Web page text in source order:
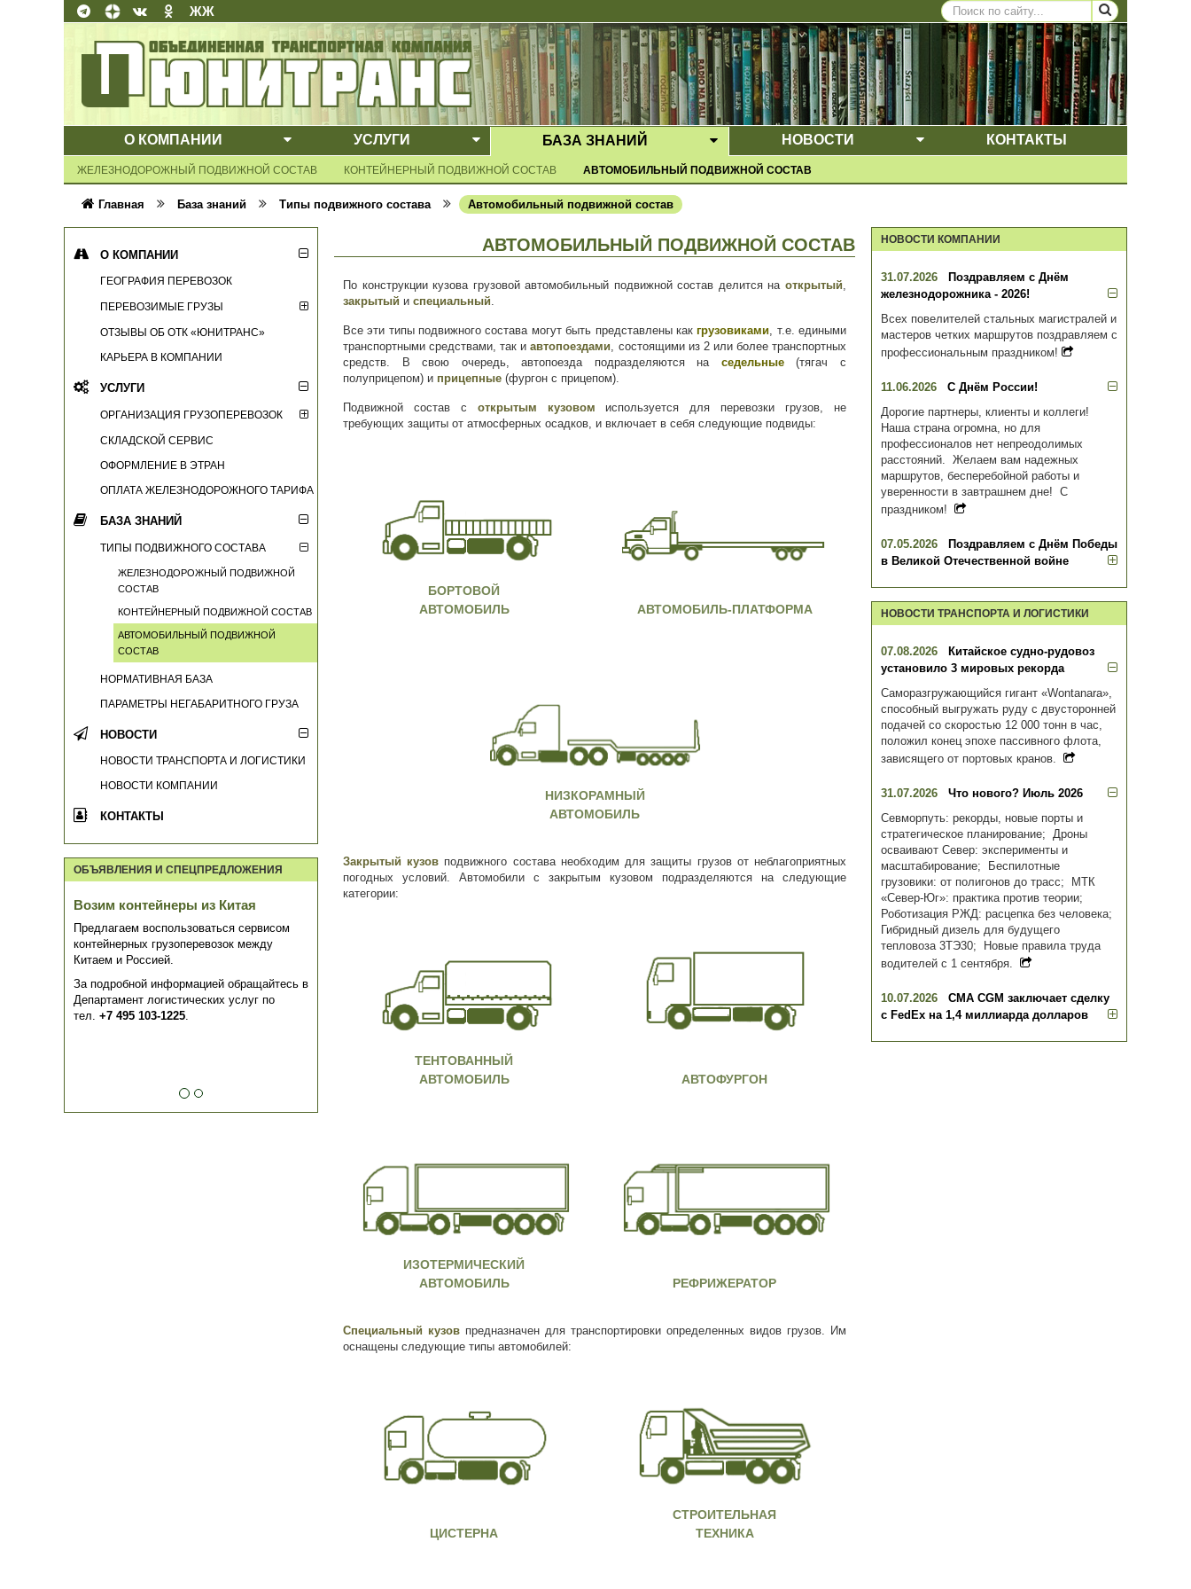
ЖЖ
О КОМПАНИИ
ВЫПАДАЮЩЕЕ МЕНЮ
УСЛУГИ
ВЫПАДАЮЩЕЕ МЕНЮ
БАЗА ЗНАНИЙ
ВЫПАДАЮЩЕЕ МЕНЮ
НОВОСТИ
ВЫПАДАЮЩЕЕ МЕНЮ
КОНТАКТЫ
ЖЕЛЕЗНОДОРОЖНЫЙ ПОДВИЖНОЙ СОСТАВ КОНТЕЙНЕРНЫЙ ПОДВИЖНОЙ СОСТАВ АВТОМОБИЛЬНЫЙ ПОДВИЖНОЙ СОСТАВ
Главная База знаний Типы подвижного состава Автомобильный подвижной состав
АВТОМОБИЛЬНЫЙ ПОДВИЖНОЙ СОСТАВ
По конструкции кузова грузовой автомобильный подвижной состав делится на открытый,
закрытый и специальный.
Все эти типы подвижного состава могут быть представлены какгрузовиками, т.е. едиными
транспортными средствами, так иавтопоездами, состоящими из 2 или более транспортных
средств. В свою очередь, автопоезда подразделяются на седельные(тягач с
полуприцепом) и прицепные (фургон с прицепом).
Подвижной состав с открытым кузовом используется для перевозки грузов, не
требующих защиты от атмосферных осадков, и включает в себя следующие подвиды:
БОРТОВОЙ
АВТОМОБИЛЬ
АВТОМОБИЛЬ-ПЛАТФОРМА
НИЗКОРАМНЫЙ
АВТОМОБИЛЬ
Закрытый кузов подвижного состава необходим для защиты грузов от неблагоприятных
погодных условий. Автомобили с закрытым кузовом подразделяются на следующие
категории:
ТЕНТОВАННЫЙ
АВТОМОБИЛЬ
АВТОФУРГОН
ИЗОТЕРМИЧЕСКИЙ
АВТОМОБИЛЬ
РЕФРИЖЕРАТОР
Специальный кузов предназначен для транспортировки определенных видов грузов. Им
оснащены следующие типы автомобилей:
ЦИСТЕРНА
СТРОИТЕЛЬНАЯ
ТЕХНИКА
НОВОСТИ КОМПАНИИ
31.07.2026
Поздравляем с Днём
железнодорожника - 2026!
Всех повелителей стальных магистралей и
мастеров четких маршрутов поздравляем с
профессиональным праздником!
11.06.2026
С Днём России!
Дорогие партнеры, клиенты и коллеги!
Наша страна огромна, но для
профессионалов нет непреодолимых
расстояний. Желаем вам надежных
маршрутов, бесперебойной работы и
уверенности в завтрашнем дне! С
праздником!
07.05.2026
Поздравляем с Днём Победы
в Великой Отечественной войне
НОВОСТИ ТРАНСПОРТА И ЛОГИСТИКИ
07.08.2026
Китайское судно-рудовоз
установило 3 мировых рекорда
Саморазгружающийся гигант «Wontanara»,
способный выгружать руду с двусторонней
подачей со скоростью 12 000 тонн в час,
положил конец эпохе пассивного флота,
зависящего от портовых кранов.
31.07.2026
Что нового? Июль 2026
Севморпуть: рекорды, новые порты и
стратегическое планирование; Дроны
осваивают Север: эксперименты и
масштабирование; Беспилотные
грузовики: от полигонов до трасс; МТК
«Север-Юг»: практика против теории;
Роботизация РЖД: расцепка без человека;
Гибридный дизель для будущего
тепловоза 3ТЭ30; Новые правила труда
водителей с 1 сентября.
10.07.2026
CMA CGM заключает сделку
с FedEx на 1,4 миллиарда долларов
О КОМПАНИИ
ГЕОГРАФИЯ ПЕРЕВОЗОК
ПЕРЕВОЗИМЫЕ ГРУЗЫ
ОТЗЫВЫ ОБ ОТК «ЮНИТРАНС»
КАРЬЕРА В КОМПАНИИ
УСЛУГИ
ОРГАНИЗАЦИЯ ГРУЗОПЕРЕВОЗОК
СКЛАДСКОЙ СЕРВИС
ОФОРМЛЕНИЕ В ЭТРАН
ОПЛАТА ЖЕЛЕЗНОДОРОЖНОГО ТАРИФА
БАЗА ЗНАНИЙ
ТИПЫ ПОДВИЖНОГО СОСТАВА
ЖЕЛЕЗНОДОРОЖНЫЙ ПОДВИЖНОЙ
СОСТАВ
КОНТЕЙНЕРНЫЙ ПОДВИЖНОЙ СОСТАВ
АВТОМОБИЛЬНЫЙ ПОДВИЖНОЙ
СОСТАВ
НОРМАТИВНАЯ БАЗА
ПАРАМЕТРЫ НЕГАБАРИТНОГО ГРУЗА
НОВОСТИ
НОВОСТИ ТРАНСПОРТА И ЛОГИСТИКИ
НОВОСТИ КОМПАНИИ
КОНТАКТЫ
ОБЪЯВЛЕНИЯ И СПЕЦПРЕДЛОЖЕНИЯ
Возим контейнеры из Китая
Предлагаем воспользоваться сервисом
контейнерных грузоперевозок между
Китаем и Россией.
За подробной информацией обращайтесь в
Департамент логистических услуг по
тел. +7 495 103-1225.